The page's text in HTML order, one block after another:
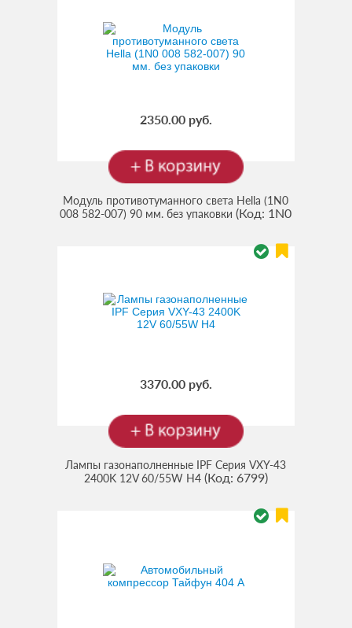
2350.00 руб.
Модуль противотуманного света Hella (1N0
008 582-007) 90 мм. без упаковки(Код: 1N0
3370.00 руб.
Лампы газонаполненные IPF Серия VXY-43
2400K 12V 60/55W H4 (Код: 6799)